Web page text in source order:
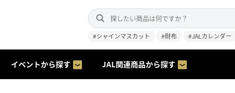
#シャインマスカット #財布 #JALカレンダー
イベントから探す JAL関連商品から探す